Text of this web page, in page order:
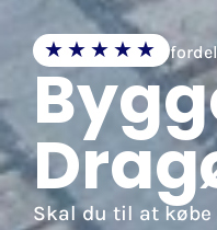
★★★★★
Skal du til at